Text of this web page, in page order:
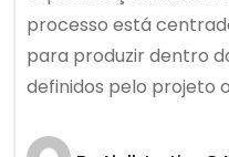
processo está
para produzir dentro
definidos pelo projeto